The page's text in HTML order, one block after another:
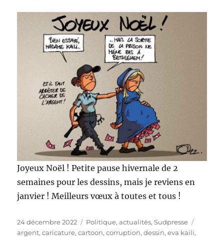
Joyeux Noël ! Petite pause hivernale de 2
semaines pour les dessins, mais je reviens en
janvier ! Meilleurs vœux à toutes et tous !
Publié
le
24 décembre 2022 Catégories
Politique, actualités,Sudpresse
argent,caricature,cartoon,corruption,dessin,eva kaili,